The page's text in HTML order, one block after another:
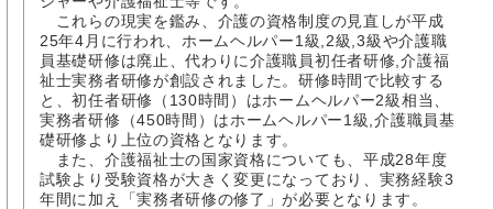
これらの現実を鑑み、介護の資格制度の見直しが平成
25年4月に行われ、ホームヘルパー1級,2級,3級や介護職
員基礎研修は廃止、代わりに介護職員初任者研修,介護福
祉士実務者研修が創設されました。研修時間で比較する
と、初任者研修（130時間）はホームヘルパー2級相当、
実務者研修（450時間）はホームヘルパー1級,介護職員基
礎研修より上位の資格となります。
また、介護福祉士の国家資格についても、平成28年度
試験より受験資格が大きく変更になっており、実務経験3
年間に加え「実務者研修の修了」が必要となります。